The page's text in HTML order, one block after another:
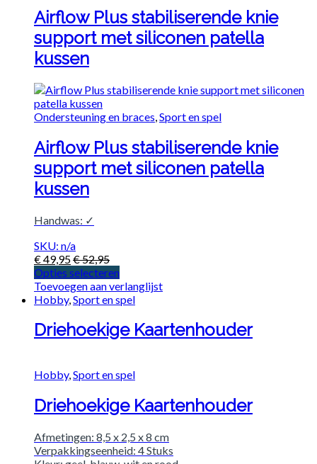
Airflow Plus stabiliserende knie
support met siliconen patella
kussen
Ondersteuning en braces Sport en spel
Airflow Plus stabiliserende knie
support met siliconen patella
kussen
Handwas: ✓
SKU: n/a
€49,95€52,95
Opties selecteren
Toevoegen aan verlanglijst
Hobby, Sport en spel
Driehoekige Kaartenhouder
Hobby,Sport en spel
Driehoekige Kaartenhouder
Afmetingen: 8,5 x 2,5 x 8 cm
Verpakkingseenheid: 4 Stuks